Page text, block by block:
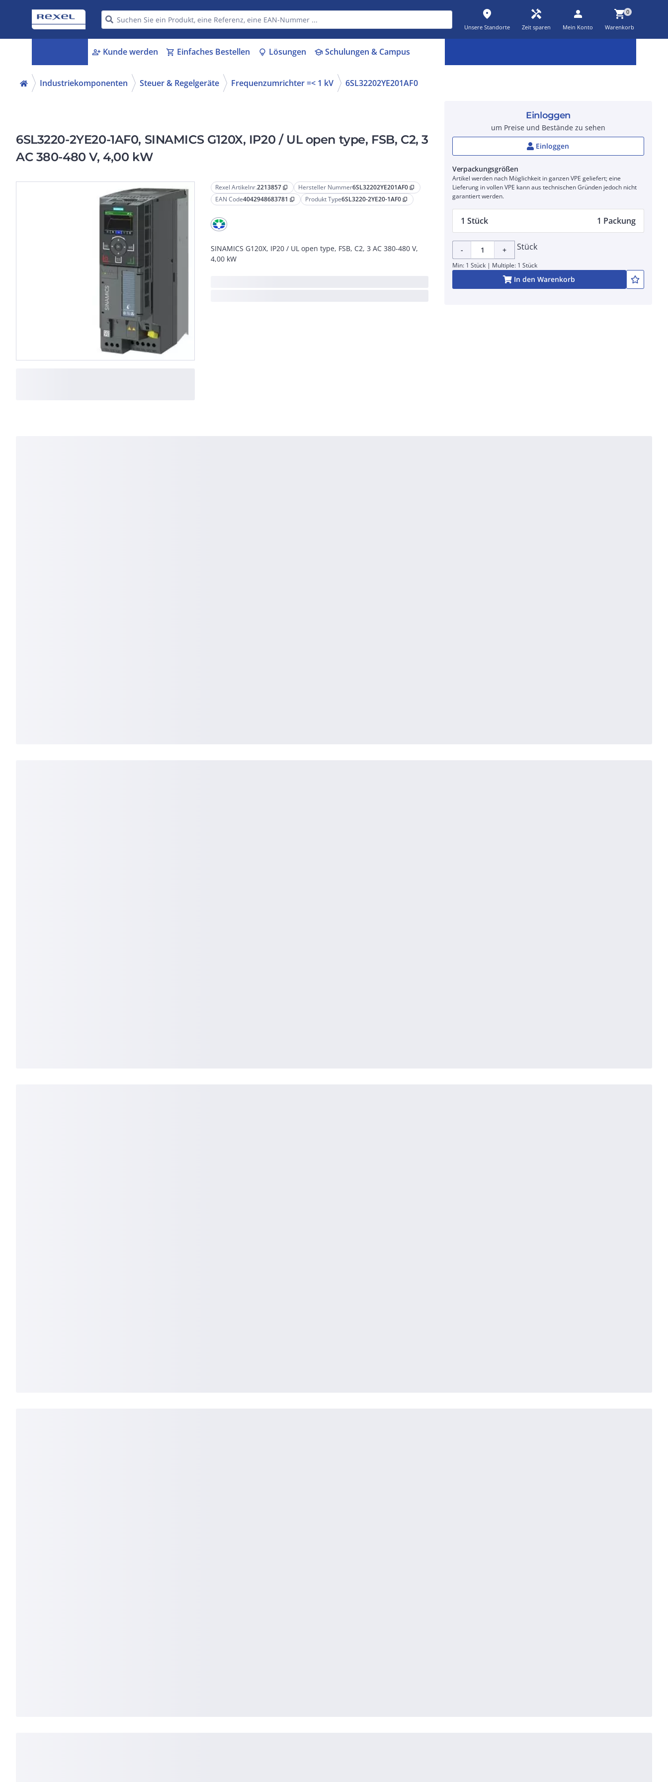
place
Unsere Standorte
handyman
Zeit sparen
person
Mein Konto
shopping_cart0
Warenkorb
person_add Kunde werden shopping_cart Einfaches Bestellen lightbulb Lösungen schoolSchulungen & Campus
Industriekomponenten Steuer & Regelgeräte Frequenzumrichter =< 1 kV 6SL32202YE201AF0
6SL3220-2YE20-1AF0, SINAMICS G120X, IP20 / UL open type, FSB, C2, 3
AC 380-480 V, 4,00 kW
Rexel Artikelnr.2213857 content_copy Hersteller Nummer6SL32202YE201AF0 content_copy
EAN Code4042948683781 content_copy Produkt Type6SL3220-2YE20-1AF0 content_copy
SINAMICS G120X, IP20 / UL open type, FSB, C2, 3 AC 380-480 V,
4,00 kW
Einloggen
um Preise und Bestände zu sehen
Einloggen
Verpackungsgrößen
Artikel werden nach Möglichkeit in ganzen VPE geliefert; eine
Lieferung in vollen VPE kann aus technischen Gründen jedoch nicht
garantiert werden.
1 Stück 1 Packung
- + Stück
Min: 1 Stück | Multiple: 1 Stück
In den Warenkorb